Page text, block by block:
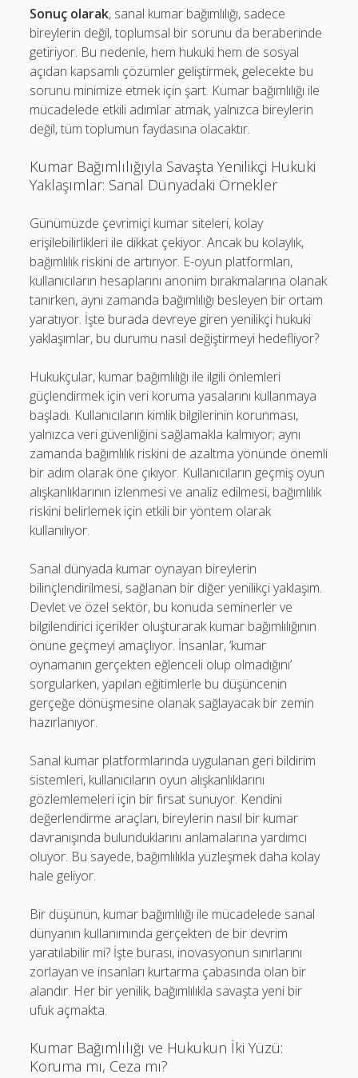
Sonuç olarak, sanal kumar bağımlılığı, sadece
bireylerin değil, toplumsal bir sorunu da beraberinde
getiriyor. Bu nedenle, hem hukuki hem de sosyal
açıdan kapsamlı çözümler geliştirmek, gelecekte bu
sorunu minimize etmek için şart. Kumar bağımlılığı ile
mücadelede etkili adımlar atmak, yalnızca bireylerin
değil, tüm toplumun faydasına olacaktır.
Kumar Bağımlılığıyla Savaşta Yenilikçi Hukuki
Yaklaşımlar: Sanal Dünyadaki Örnekler
Günümüzde çevrimiçi kumar siteleri, kolay
erişilebilirlikleri ile dikkat çekiyor. Ancak bu kolaylık,
bağımlılık riskini de artırıyor. E-oyun platformları,
kullanıcıların hesaplarını anonim bırakmalarına olanak
tanırken, aynı zamanda bağımlılığı besleyen bir ortam
yaratıyor. İşte burada devreye giren yenilikçi hukuki
yaklaşımlar, bu durumu nasıl değiştirmeyi hedefliyor?
Hukukçular, kumar bağımlılığı ile ilgili önlemleri
güçlendirmek için veri koruma yasalarını kullanmaya
başladı. Kullanıcıların kimlik bilgilerinin korunması,
yalnızca veri güvenliğini sağlamakla kalmıyor; aynı
zamanda bağımlılık riskini de azaltma yönünde önemli
bir adım olarak öne çıkıyor. Kullanıcıların geçmiş oyun
alışkanlıklarının izlenmesi ve analiz edilmesi, bağımlılık
riskini belirlemek için etkili bir yöntem olarak
kullanılıyor.
Sanal dünyada kumar oynayan bireylerin
bilinçlendirilmesi, sağlanan bir diğer yenilikçi yaklaşım.
Devlet ve özel sektör, bu konuda seminerler ve
bilgilendirici içerikler oluşturarak kumar bağımlılığının
önüne geçmeyi amaçlıyor. İnsanlar, ‘kumar
oynamanın gerçekten eğlenceli olup olmadığını’
sorgularken, yapılan eğitimlerle bu düşüncenin
gerçeğe dönüşmesine olanak sağlayacak bir zemin
hazırlanıyor.
Sanal kumar platformlarında uygulanan geri bildirim
sistemleri, kullanıcıların oyun alışkanlıklarını
gözlemlemeleri için bir fırsat sunuyor. Kendini
değerlendirme araçları, bireylerin nasıl bir kumar
davranışında bulunduklarını anlamalarına yardımcı
oluyor. Bu sayede, bağımlılıkla yüzleşmek daha kolay
hale geliyor.
Bir düşünün, kumar bağımlılığı ile mücadelede sanal
dünyanın kullanımında gerçekten de bir devrim
yaratılabilir mi? İşte burası, inovasyonun sınırlarını
zorlayan ve insanları kurtarma çabasında olan bir
alandır. Her bir yenilik, bağımlılıkla savaşta yeni bir
ufuk açmakta.
Kumar Bağımlılığı ve Hukukun İki Yüzü:
Koruma mı, Ceza mı?